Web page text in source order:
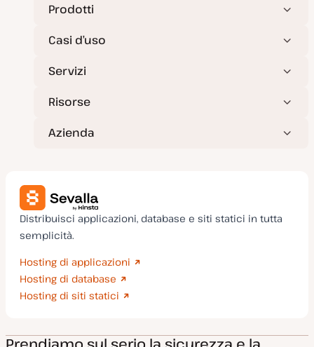
r
n
t
a
Prodotti
Casi d’uso
Servizi
Risorse
Azienda
Distribuisci applicazioni, database e siti statici in tutta
semplicità.
Hosting di applicazioni
Hosting di database
Hosting di siti statici